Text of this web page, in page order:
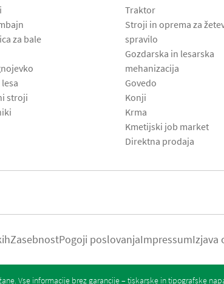
za bale
stroji
Traktor
Stroji in oprema za
spravilo
Gozdarska in lesarska
mehanizacija
Govedo
Konji
Krma
Kmetijski job market
Direktna prodaja
ZasebnostPogoji poslovanjaImpressumIzjava
Vse informacije brez garancije – tiskarske in tipografske